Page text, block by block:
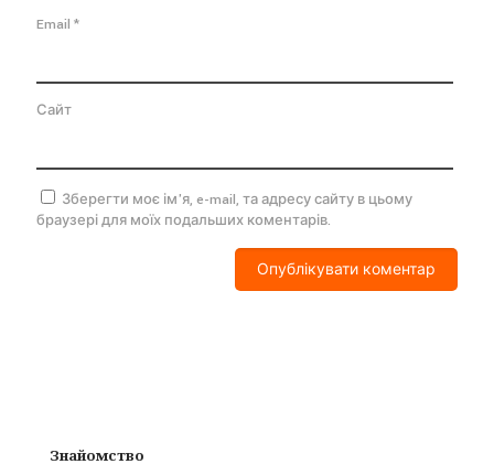
Email *
Сайт
Зберегти моє ім'я, e-mail, та адресу сайту в цьому
браузері для моїх подальших коментарів.
Знайомство